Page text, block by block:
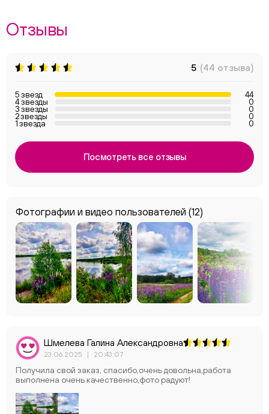
Отзывы
Фотографии и видео пользователей (12)
5 (44 отзыва)
5 звезд 44
4 звезды 0
3 звезды 0
2 звезды 0
1 звезда 0
Посмотреть все отзывы
Шмелева Галина Александровна
23.06.2025 | 20:43:07
Получила свой заказ, спасибо,очень довольна,работа
выполнена очень качественно,фото радуют!